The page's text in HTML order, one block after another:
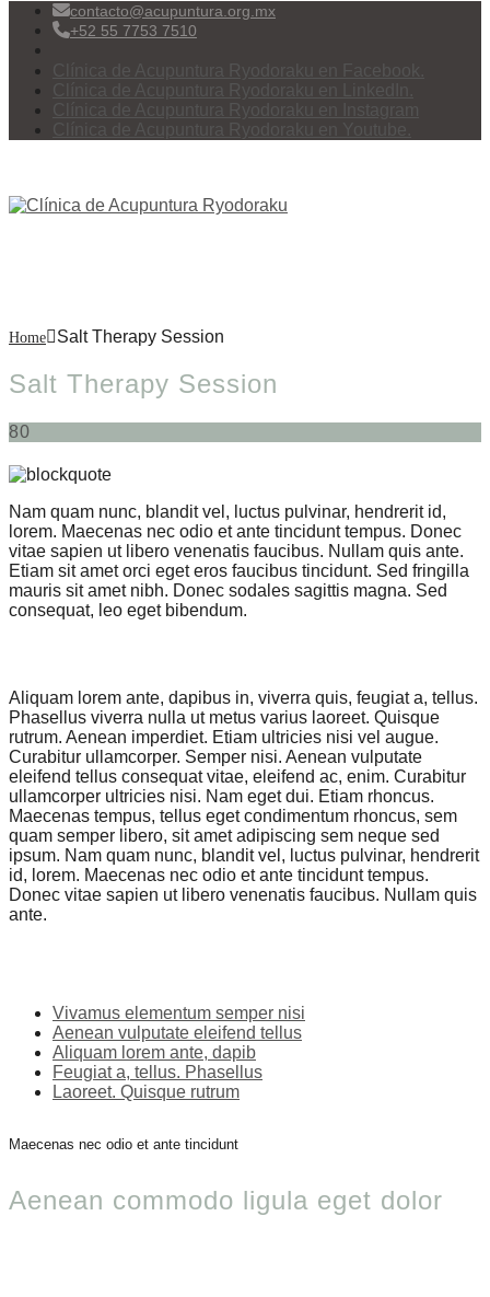
contacto@acupuntura.org.mx
+52 55 7753 7510
Clínica de Acupuntura Ryodoraku en Facebook.
Clínica de Acupuntura Ryodoraku en LinkedIn.
Clínica de Acupuntura Ryodoraku en Instagram
Clínica de Acupuntura Ryodoraku en Youtube.
Home Salt Therapy Session
Salt Therapy Session
80
Nam quam nunc, blandit vel, luctus pulvinar, hendrerit id,
lorem. Maecenas nec odio et ante tincidunt tempus. Donec
vitae sapien ut libero venenatis faucibus. Nullam quis ante.
Etiam sit amet orci eget eros faucibus tincidunt. Sed fringilla
mauris sit amet nibh. Donec sodales sagittis magna. Sed
consequat, leo eget bibendum.
Aliquam lorem ante, dapibus in, viverra quis, feugiat a, tellus.
Phasellus viverra nulla ut metus varius laoreet. Quisque
rutrum. Aenean imperdiet. Etiam ultricies nisi vel augue.
Curabitur ullamcorper. Semper nisi. Aenean vulputate
eleifend tellus consequat vitae, eleifend ac, enim. Curabitur
ullamcorper ultricies nisi. Nam eget dui. Etiam rhoncus.
Maecenas tempus, tellus eget condimentum rhoncus, sem
quam semper libero, sit amet adipiscing sem neque sed
ipsum. Nam quam nunc, blandit vel, luctus pulvinar, hendrerit
id, lorem. Maecenas nec odio et ante tincidunt tempus.
Donec vitae sapien ut libero venenatis faucibus. Nullam quis
ante.
Vivamus elementum semper nisi
Aenean vulputate eleifend tellus
Aliquam lorem ante, dapib
Feugiat a, tellus. Phasellus
Laoreet. Quisque rutrum
Maecenas nec odio et ante tincidunt
Aenean commodo ligula eget dolor